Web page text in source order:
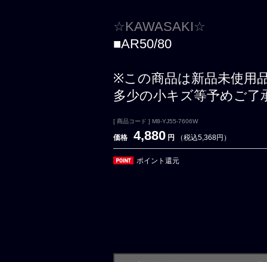
☆KAWASAKI☆
■AR50/80
※この商品は新品未使用
多少の小キズ等予めご
[ 商品コード ] M8-YJ55-7606W
価格 4,880 円 （税込5,368円）
ポイント還元